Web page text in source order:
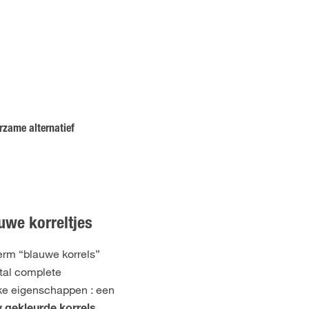
alternatief
korreltjes
“blauwe korrels”
complete
eigenschappen : een